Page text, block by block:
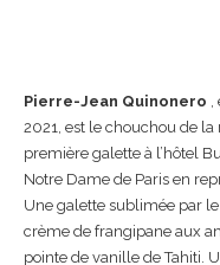
Pierre-Jean Quinonero ,
2021, est le chouchou de
première galette à l’hôtel
Notre Dame de Paris en
Une galette sublimée par le
crème de frangipane aux
pointe de vanille de Tahiti.